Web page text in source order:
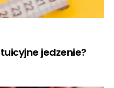
jedzenie?